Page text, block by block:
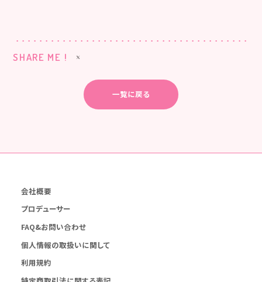
SHARE ME !
一覧に戻る
会社概要
プロデューサー
FAQ&お問い合わせ
個人情報の取扱いに関して
利用規約